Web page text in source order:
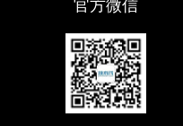
官方微信